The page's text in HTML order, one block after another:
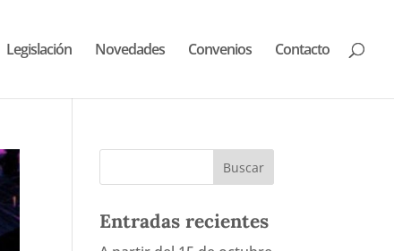
Legislación Novedades Convenios Contacto
Entradas recientes